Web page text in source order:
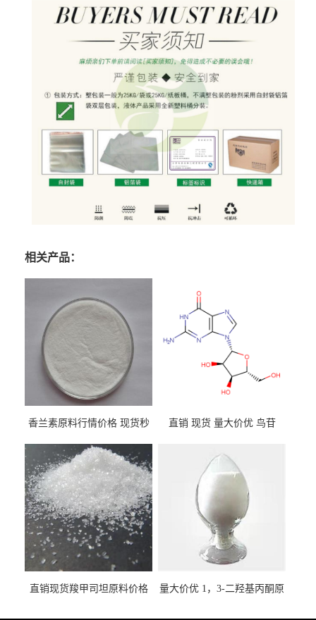
相关产品：
香兰素原料行情价格 现货秒
直销 现货 量大价优 鸟苷
直销现货羧甲司坦原料价格
量大价优 1，3-二羟基丙酮原